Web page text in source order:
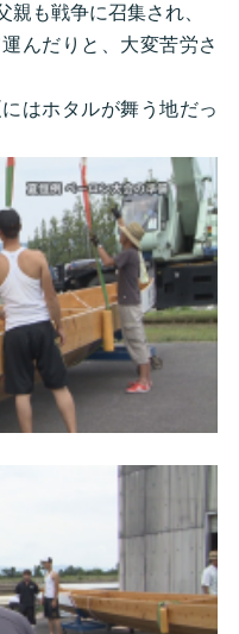
親も戦争に召集され、
んだりと、大変苦労さ
はホタルが舞う地だっ